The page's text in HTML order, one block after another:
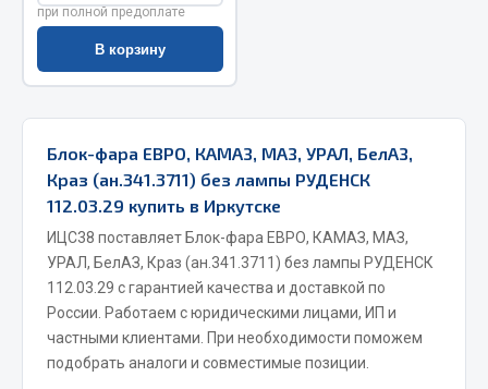
Двигатель
Электрооборудование
Показать ещё
Запчасти Урал
Двигатель
Мост задний
Система питания
Система выпуска газа
Система охлаждения
при полной предоплате
В корзину
Блок-фара ЕВРО, КАМАЗ, МАЗ, УРАЛ, БелАЗ,
Краз (ан.341.3711) без лампы РУДЕНСК
112.03.29 купить в Иркутске
ИЦС38 поставляет Блок-фара ЕВРО, КАМАЗ, МАЗ,
УРАЛ, БелАЗ, Краз (ан.341.3711) без лампы РУДЕНСК
112.03.29 с гарантией качества и доставкой по
России. Работаем с юридическими лицами, ИП и
частными клиентами. При необходимости поможем
подобрать аналоги и совместимые позиции.